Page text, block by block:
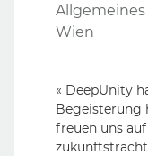
Wien
« DeepUnity
Begeisterung
freuen uns